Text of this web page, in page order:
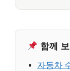
함께
자동차